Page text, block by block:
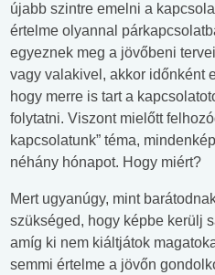
újabb szintre emelni a
értelme olyannal
egyeznek meg a jövőbeni
vagy valakivel, akkor időnként
hogy merre is tart a
folytatni. Viszont mielőtt
kapcsolatunk” téma,
néhány hónapot. Hogy miért?
Mert ugyanúgy, mint
szükséged, hogy képbe kerülj
amíg ki nem kiáltjátok
semmi értelme a jövőn